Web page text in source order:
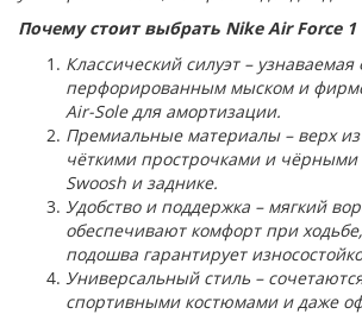
Почему стоит выбрать Nike Air Force 1
Классический силуэт –
перфорированным мыском и
Air-Sole для амортизации.
Премиальные материалы – верх из
чёткими прострочками и чёрными
Swoosh и заднике.
Удобство и поддержка – мягкий
обеспечивают комфорт при
подошва гарантирует
Универсальный стиль –
спортивными костюмами и даже